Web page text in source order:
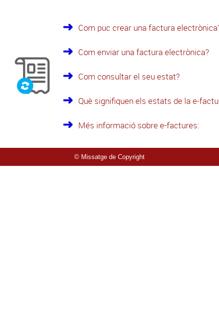
Com puc crear una factura
Com enviar una factura electrònica?
Com consultar el seu estat?
Què signifiquen els estats de la e-
Més informació sobre e-factures:
© Missatge de Copyright